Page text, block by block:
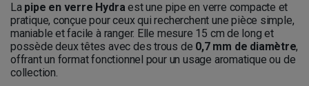
La pipe en verre Hydra est une pipe en verre compacte et
pratique, conçue pour ceux qui recherchent une pièce simple,
maniable et facile à ranger. Elle mesure 15 cm de long et
possède deux têtes avec des trous de 0,7 mm de diamètre,
offrant un format fonctionnel pour un usage aromatique ou de
collection.